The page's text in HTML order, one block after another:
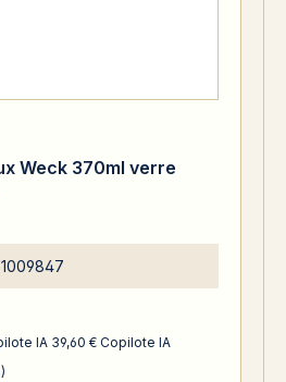
Weck 370ml verre
1009847
IA 39,60 € Copilote IA